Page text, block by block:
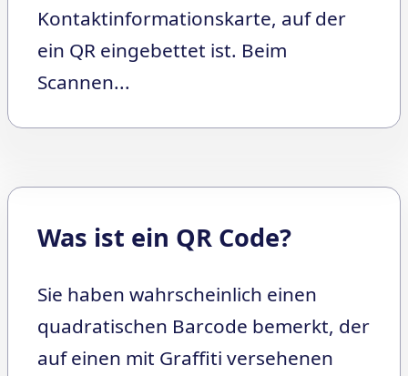
Kontaktinformationskarte, auf der
ein QR eingebettet ist. Beim
Scannen...
Was ist ein QR Code?
Sie haben wahrscheinlich einen
quadratischen Barcode bemerkt, der
auf einen mit Graffiti versehenen